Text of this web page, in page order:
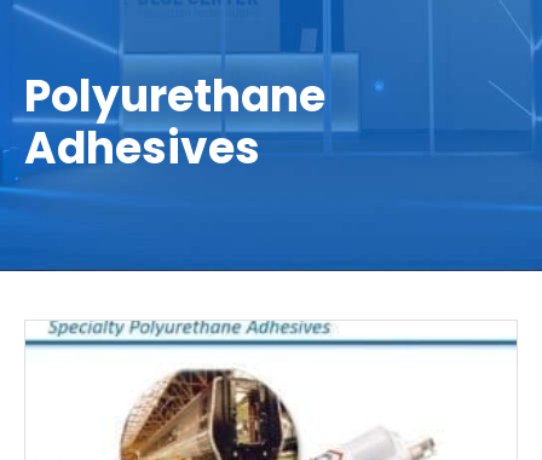
Polyurethane
Adhesives